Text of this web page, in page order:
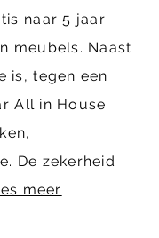
naar 5 jaar
meubels. Naast
is, tegen een
All in House
De zekerheid
meer